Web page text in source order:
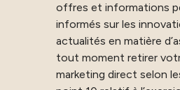
offres et informations
informés sur les
actualités en matière
tout moment retirer
marketing direct selon